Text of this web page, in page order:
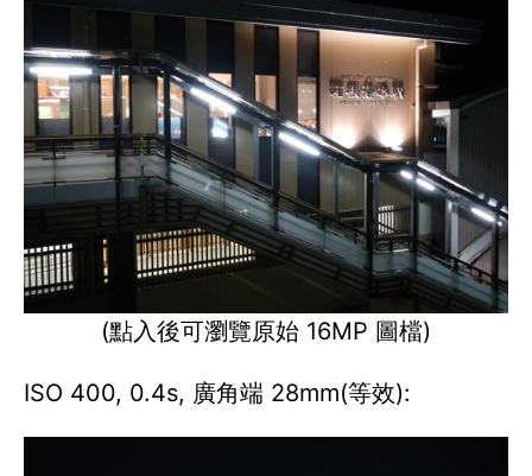
(點入後可瀏覽原始 16MP 圖檔)
ISO 400, 0.4s, 廣角端 28mm(等效):